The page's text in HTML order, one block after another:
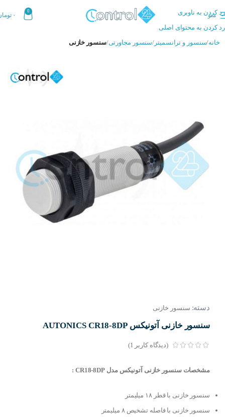
رد کردن به ناوبری
رد کردن به محتوای اصلی
منو
0
۰
خانه سنسور و ترانسمیتر سنسور مجاورتی سنسور خازنی
دسته: سنسور خازنی
سنسور خازنی آتونیکس AUTONICS CR18-8DP
(دیدگاه کاربر 1
)
مشخصات سنسور خازنی آتونیکس مدل CR18-8DP :
سنسور خازنی با قطر ۱۸ میلیمتر
سنسور خازنی با فاصله تشخیص ۸ میلیمتر